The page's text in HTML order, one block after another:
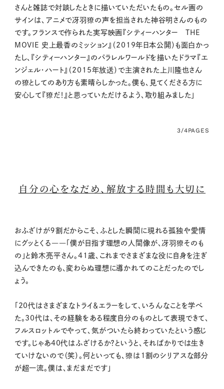
さんと雑誌で対談したときに描いていただいたもの。セル画の
サインは、アニメで冴羽獠の声を担当された神谷明さんのもの
です。フランスで作られた実写映画『シティーハンター THE
MOVIE 史上最香のミッション』（2019年日本公開）も面白かっ
たし、『シティーハンター』のパラレルワールドを描いたドラマ『エ
ンジェル・ハート』（2015年放送）で主演された上川隆也さん
の獠としてのあり方も素晴らしかった。僕も、見てくださる方に
安心して『獠だ！』と思っていただけるよう、取り組みました」
3/4PAGES
自分の心をなだめ、解放する時間も大切に
おふざけが９割だからこそ、ふとした瞬間に現れる孤独や愛情
にグッとくる――「僕が目指す理想の人間像が、冴羽獠そのも
の」と鈴木亮平さん。41歳、これまでさまざまな役に自身を注ぎ
込んできたのも、変わらぬ理想に導かれてのことだったのでし
ょう。
「20代はさまざまなトライ＆エラーをして、いろんなことを学べ
た。30代は、その経験をある程度自分のものとして表現できて、
フルスロットルでやって、気がついたら終わっていたという感じ
です。じゃあ40代はふざけるか？というと、そればかりでは生き
ていけないので（笑）。何といっても、獠は１割のシリアスな部分
が超一流。僕は、まだまだです」